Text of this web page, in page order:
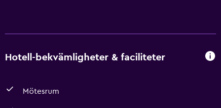
Hotell-bekvämligheter & faciliteter
Mötesrum